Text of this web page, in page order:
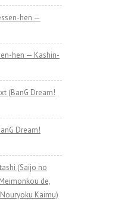
hen —
hen — Kashin-
(BanG Dream!
Dream!
(Saijo no
de,
Kaimu)